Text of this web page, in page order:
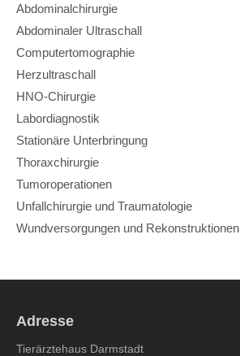
Abdominalchirurgie
Abdominaler Ultraschall
Computertomographie
Herzultraschall
HNO-Chirurgie
Labordiagnostik
Stationäre Unterbringung
Thoraxchirurgie
Tumoroperationen
Unfallchirurgie und Traumatologie
Wundversorgungen und Rekonstruktionen
Adresse
Tierärztehaus Darmstadt